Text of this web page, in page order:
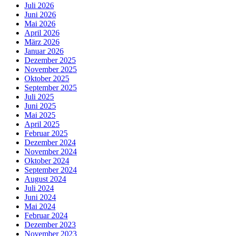
Juli 2026
Juni 2026
Mai 2026
April 2026
März 2026
Januar 2026
Dezember 2025
November 2025
Oktober 2025
September 2025
Juli 2025
Juni 2025
Mai 2025
April 2025
Februar 2025
Dezember 2024
November 2024
Oktober 2024
September 2024
August 2024
Juli 2024
Juni 2024
Mai 2024
Februar 2024
Dezember 2023
November 2023